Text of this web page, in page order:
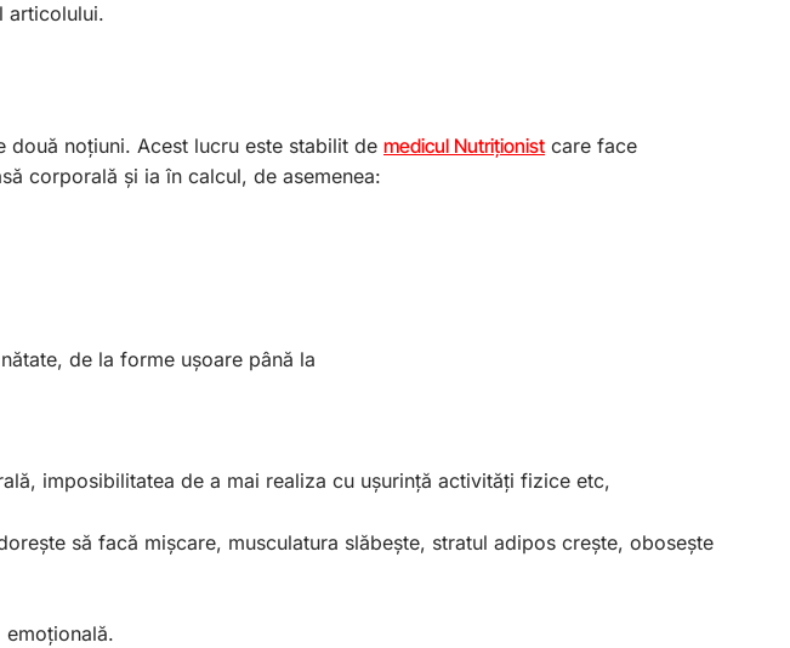
articolului.
două noțiuni. Acest lucru este stabilit de medicul Nutriționist care face
corporală și ia în calcul, de asemenea:
de la forme ușoare până la
imposibilitatea de a mai realiza cu ușurință activități fizice etc,
să facă mișcare, musculatura slăbește, stratul adipos crește, obosește